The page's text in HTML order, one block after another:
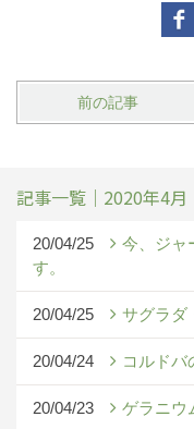
前の記事
記事一覧｜2020年4月
20/04/25
今、ジャ
す。
20/04/25 サグラ
20/04/24 コルド
20/04/23 ゲラニウ